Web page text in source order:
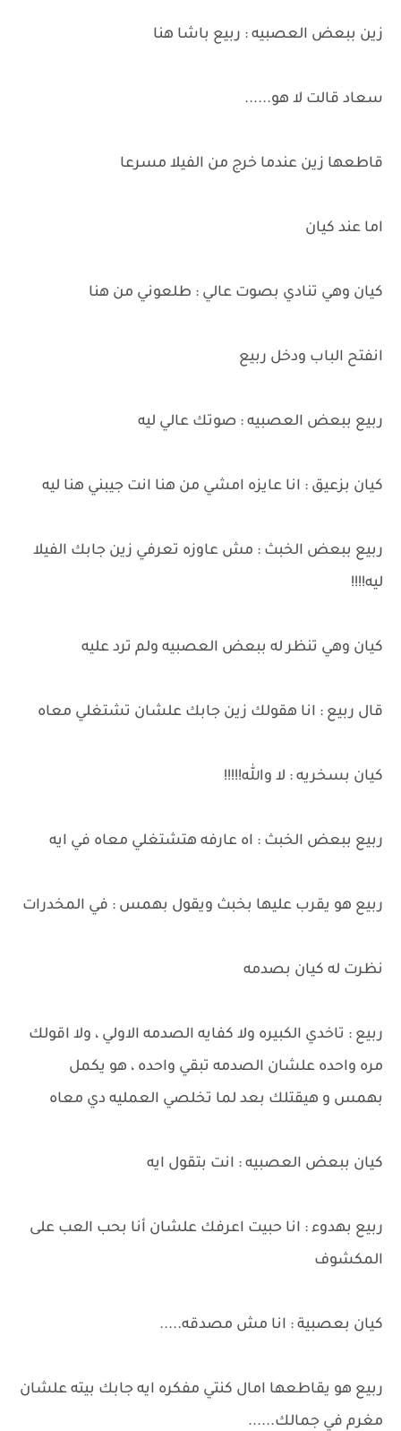
زين ببعض العصبيه : ربيع باشا هنا
سعاد قالت لا هو......
قاطعها زين عندما خرج من الفيلا مسرعا
اما عند كيان
كيان وهي تنادي بصوت عالي : طلعوني من هنا
انفتح الباب ودخل ربيع
ربيع ببعض العصبيه : صوتك عالي ليه
كيان بزعيق : انا عايزه امشي من هنا انت جيبني هنا ليه
ربيع ببعض الخبث : مش عاوزه تعرفي زين جابك الفيلا
ليه!!!!
كيان وهي تنظر له ببعض العصبيه ولم ترد عليه
قال ربيع : انا هقولك زين جابك علشان تشتغلي معاه
كيان بسخريه : لا والله!!!!!
ربيع ببعض الخبث : اه عارفه هتشتغلي معاه في ايه
ربيع هو يقرب عليها بخبث ويقول بهمس : في المخدرات
نظرت له كيان بصدمه
ربيع : تاخدي الكبيره ولا كفايه الصدمه الاولي ، ولا اقولك
مره واحده علشان الصدمه تبقي واحده ، هو يكمل
بهمس و هيقتلك بعد لما تخلصي العمليه دي معاه
كيان ببعض العصبيه : انت بتقول ايه
ربيع بهدوء : انا حبيت اعرفك علشان أنا بحب العب على
المكشوف
كيان بعصبية : انا مش مصدقه.....
ربيع هو يقاطعها امال كنتي مفكره ايه جابك بيته علشان
مغرم في جمالك......